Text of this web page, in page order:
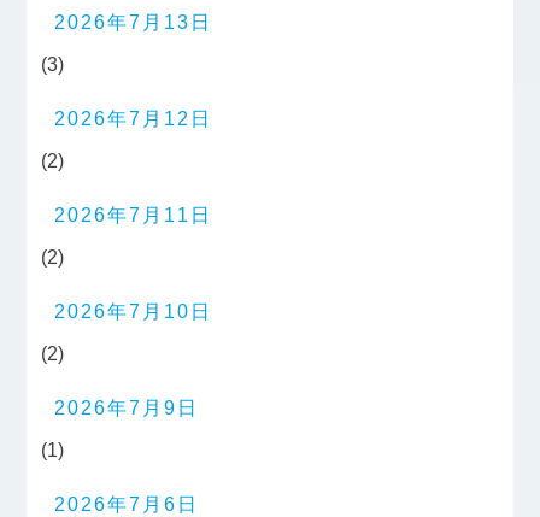
2026年7月13日
(3)
2026年7月12日
(2)
2026年7月11日
(2)
2026年7月10日
(2)
2026年7月9日
(1)
2026年7月6日